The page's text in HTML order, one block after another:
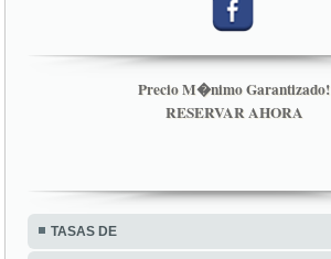
Precio M�nimo Garantizado!
RESERVAR AHORA
TASAS DE